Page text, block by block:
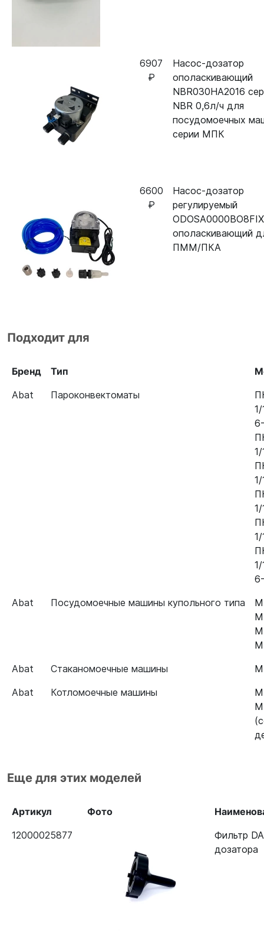
6907
₽
Насос-дозатор
ополаскивающий
NBR030HA2016
NBR 0,6л/ч для
посудомоечных
серии МПК
6600
₽
Насос-дозатор
регулируемый
ODOSA0000BO8FIX
ополаскивающий
ПММ/ПКА
Подходит для
Бренд Тип
Abat
Пароконвектоматы
Abat
Посудомоечные машины купольного типа
Abat
Стаканомоечные машины
Abat
Котломоечные машины
Еще для этих моделей
Артикул Фото
12000025877
Фильтр
дозатора